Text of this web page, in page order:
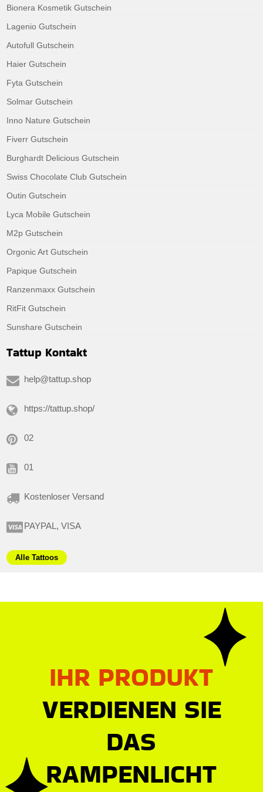
Bionera Kosmetik Gutschein
Lagenio Gutschein
Autofull Gutschein
Haier Gutschein
Fyta Gutschein
Solmar Gutschein
Inno Nature Gutschein
Fiverr Gutschein
Burghardt Delicious Gutschein
Swiss Chocolate Club Gutschein
Outin Gutschein
Lyca Mobile Gutschein
M2p Gutschein
Orgonic Art Gutschein
Papique Gutschein
Ranzenmaxx Gutschein
RitFit Gutschein
Sunshare Gutschein
Tattup Kontakt
help@tattup.shop
https://tattup.shop/
02
01
Kostenloser Versand
PAYPAL, VISA
Alle Tattoos
IHR PRODUKT
VERDIENEN SIE
DAS
RAMPENLICHT